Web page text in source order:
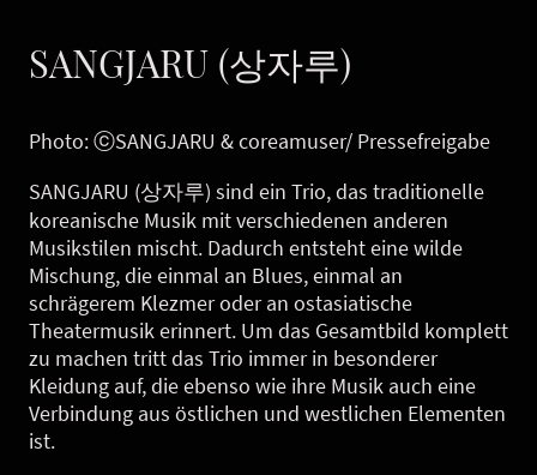
SANGJARU (상자루)
Photo: ⓒSANGJARU & coreamuser/ Pressefreigabe
SANGJARU (상자루) sind ein Trio, das traditionelle
koreanische Musik mit verschiedenen anderen
Musikstilen mischt. Dadurch entsteht eine wilde
Mischung, die einmal an Blues, einmal an
schrägerem Klezmer oder an ostasiatische
Theatermusik erinnert. Um das Gesamtbild komplett
zu machen tritt das Trio immer in besonderer
Kleidung auf, die ebenso wie ihre Musik auch eine
Verbindung aus östlichen und westlichen Elementen
ist.